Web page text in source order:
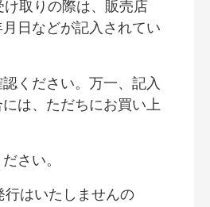
け取りの際は、販売店
日などが記入されてい
ください。万一、記入
には、ただちにお買い上
さい。
行はいたしませんの